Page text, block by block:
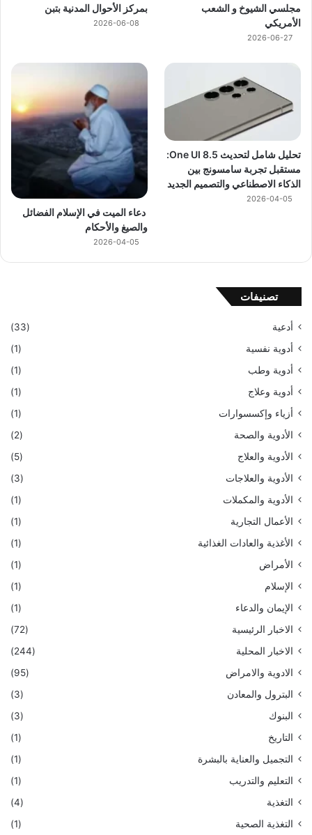
مجلسي الشيوخ و الشعب
الأمريكي
2026-06-27
بمركز الأحوال المدنية بتبن
2026-06-08
تحليل شامل لتحديث One UI 8.5:
مستقبل تجربة سامسونج بين
الذكاء الاصطناعي والتصميم الجديد
2026-04-05
دعاء الميت في الإسلام الفضائل
والصيغ والأحكام
2026-04-05
تصنيفات
أدعية
(33)
أدوية نفسية
(1)
أدوية وطب
(1)
أدوية وعلاج
(1)
أزياء وإكسسوارات
(1)
الأدوية والصحة
(2)
الأدوية والعلاج
(5)
الأدوية والعلاجات
(3)
الأدوية والمكملات
(1)
الأعمال التجارية
(1)
الأغذية والعادات الغذائية
(1)
الأمراض
(1)
الإسلام
(1)
الإيمان والدعاء
(1)
الاخبار الرئيسية
(72)
الاخبار المحلية
(244)
الادوية والامراض
(95)
البترول والمعادن
(3)
البنوك
(3)
التاريخ
(1)
التجميل والعناية بالبشرة
(1)
التعليم والتدريب
(1)
التغذية
(4)
التغذية الصحية
(1)